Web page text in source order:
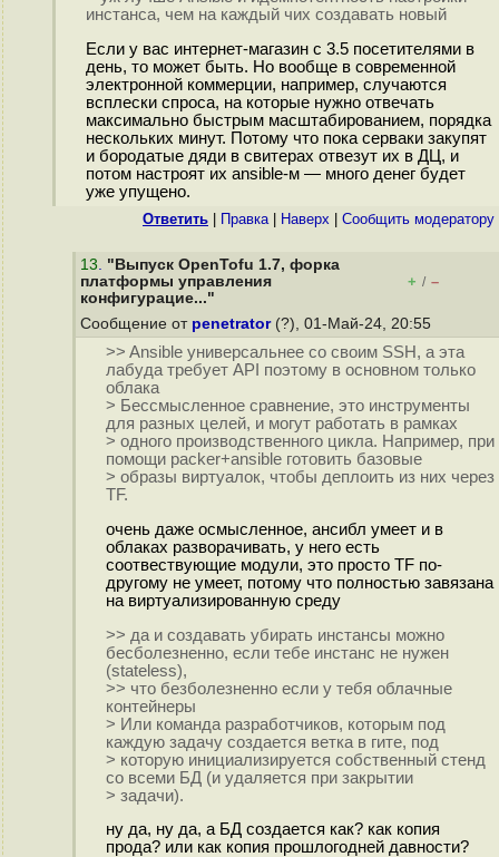
инстанса, чем на каждый чих создавать новый
Если у вас интернет-магазин с 3.5 посетителями в
день, то может быть. Но вообще в современной
электронной коммерции, например, случаются
всплески спроса, на которые нужно отвечать
максимально быстрым масштабированием, порядка
нескольких минут. Потому что пока серваки закупят
и бородатые дяди в свитерах отвезут их в ДЦ, и
потом настроят их ansible-м — много денег будет
уже упущено.
Ответить Правка| Наверх Cообщить модератору
13. "Выпуск OpenTofu 1.7, форка
платформы управления
конфигурацие..."
+ / –
Сообщение от penetrator(?), 01-Май-24, 20:55
>> Ansible универсальнее со своим SSH, а эта
лабуда требует API поэтому в основном только
облака
> Бессмысленное сравнение, это инструменты
для разных целей, и могут работать в рамках
> одного производственного цикла. Например, при
помощи packer+ansible готовить базовые
> образы виртуалок, чтобы деплоить из них через
TF.
очень даже осмысленное, ансибл умеет и в
облаках разворачивать, у него есть
соотвествующие модули, это просто TF по-
другому не умеет, потому что полностью завязана
на виртуализированную среду
>> да и создавать убирать инстансы можно
бесболезненно, если тебе инстанс не нужен
(stateless),
>> что безболезненно если у тебя облачные
контейнеры
> Или команда разработчиков, которым под
каждую задачу создается ветка в гите, под
> которую инициализируется собственный стенд
со всеми БД (и удаляется при закрытии
> задачи).
ну да, ну да, а БД создается как? как копия
прода? или как копия прошлогодней давности?